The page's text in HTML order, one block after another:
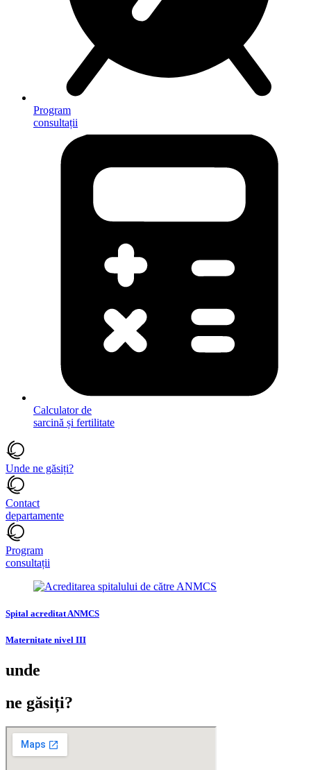
Program
consultații
Calculator de
sarcină și fertilitate
Unde ne găsiți?
Contact
departamente
Program
consultații
Spital acreditat ANMCS
Maternitate nivel III
unde
ne găsiți?